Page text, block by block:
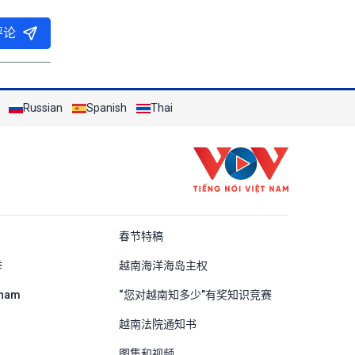
论
Russian Spanish Thai
Quốc 春节特稿
越南海洋海岛主权
“您对越南知多少”有奖知识竞赛
越南法院通知书